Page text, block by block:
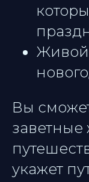
Вы
заветные
укажет